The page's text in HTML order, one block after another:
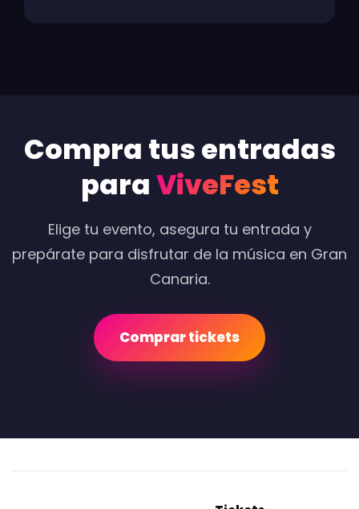
Compra tus entradas
paraViveFest
Elige tu evento, asegura tu entrada y
prepárate para disfrutar de la música en Gran
Canaria.
Comprar tickets